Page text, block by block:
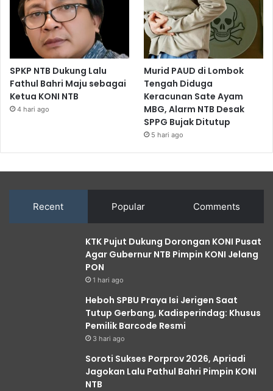
SPKP NTB Dukung Lalu
Fathul Bahri Maju sebagai
Ketua KONI NTB
4 hari ago
Murid PAUD di Lombok
Tengah Diduga
Keracunan Sate Ayam
MBG, Alarm NTB Desak
SPPG Bujak Ditutup
5 hari ago
Recent Popular Comments
KTK Pujut Dukung Dorongan KONI Pusat
Agar Gubernur NTB Pimpin KONI Jelang
PON
1 hari ago
Heboh SPBU Praya Isi Jerigen Saat
Tutup Gerbang, Kadisperindag: Khusus
Pemilik Barcode Resmi
3 hari ago
Soroti Sukses Porprov 2026, Apriadi
Jagokan Lalu Pathul Bahri Pimpin KONI
NTB